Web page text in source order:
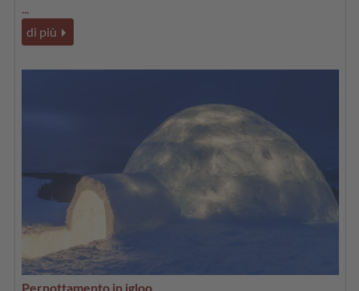
...
di più
Pernottamento in igloo